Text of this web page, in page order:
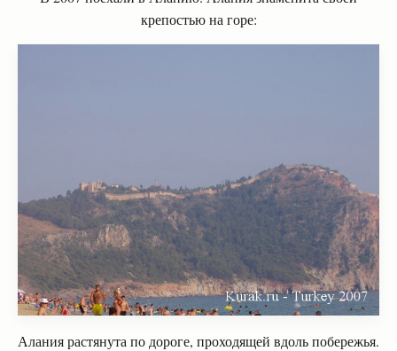
крепостью на горе:
Алания растянута по дороге, проходящей вдоль побережья.